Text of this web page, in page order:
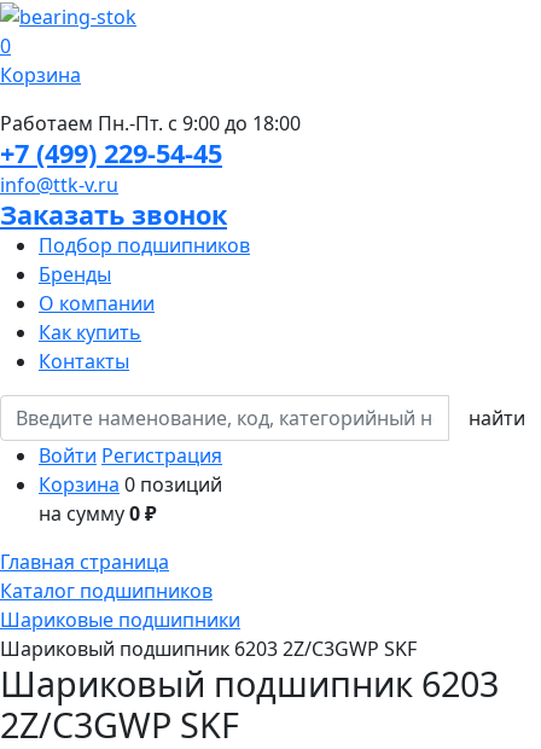
0
Корзина
Работаем Пн.-Пт. с 9:00 до 18:00
+7 (499) 229-54-45
info@ttk-v.ru
Заказать звонок
Подбор подшипников
Бренды
О компании
Как купить
Контакты
Войти Регистрация
Корзина 0 позиций
на сумму0 ₽
Главная страница
Каталог подшипников
Шариковые подшипники
Шариковый подшипник 6203 2Z/C3GWP SKF
Шариковый подшипник 6203
2Z/C3GWP SKF